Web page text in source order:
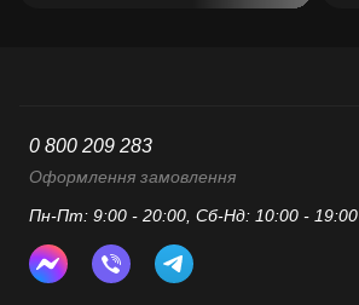
0 800 209 283
Оформлення замовлення
Пн-Пт: 9:00 - 20:00, Сб-Нд: 10:00 - 19:00